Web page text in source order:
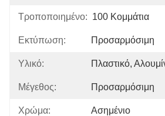
Τροποποιημένο: 100 Κομμάτια
Εκτύπωση: Προσαρμόσιμη
Υλικό: Πλαστικό,
Μέγεθος: Προσαρμόσιμη
Χρώμα: Ασημένιο